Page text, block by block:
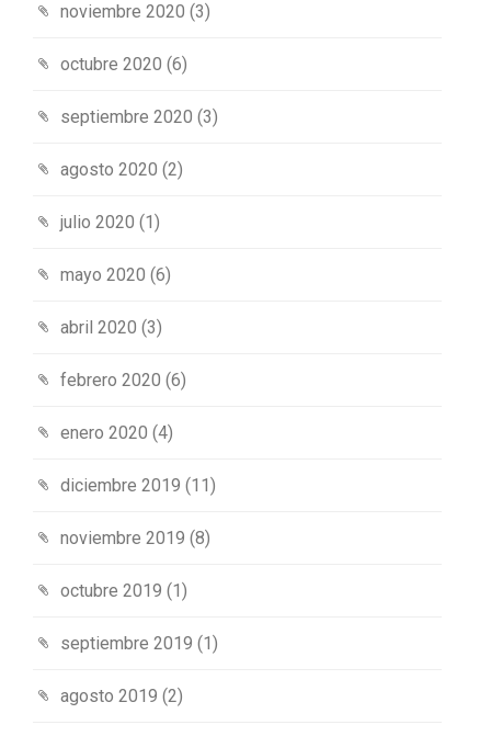
noviembre 2020 (3)
octubre 2020 (6)
septiembre 2020 (3)
agosto 2020 (2)
julio 2020 (1)
mayo 2020 (6)
abril 2020 (3)
febrero 2020 (6)
enero 2020 (4)
diciembre 2019 (11)
noviembre 2019 (8)
octubre 2019 (1)
septiembre 2019 (1)
agosto 2019 (2)